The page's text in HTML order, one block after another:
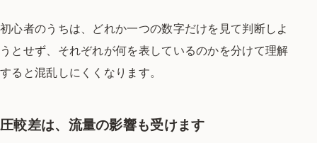
初心者のうちは、どれか一つの数字だけを見て判断しよ
うとせず、それぞれが何を表しているのかを分けて理解
すると混乱しにくくなります。
圧較差は、流量の影響も受けます